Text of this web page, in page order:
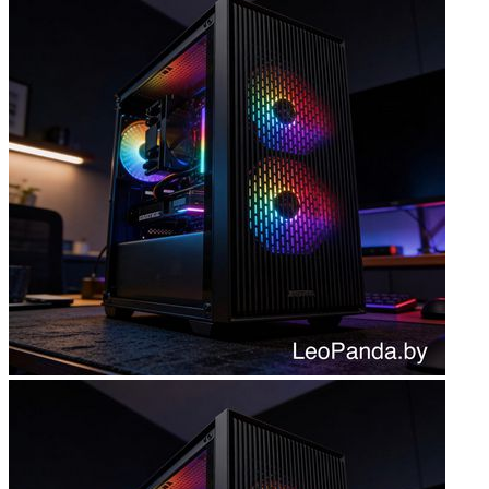
Мыши
Наборы клавиатура и мышь
Коврики для мыши
Мультимедиа
Акустика